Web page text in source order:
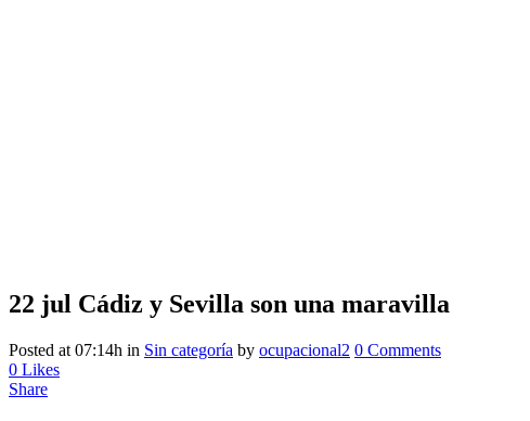
22 jul Cádiz y Sevilla son una maravilla
Posted at 07:14h in Sin categoría by ocupacional2 0 Comments
0 Likes
Share